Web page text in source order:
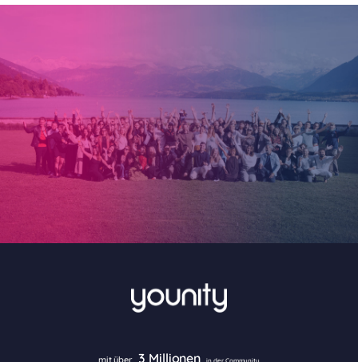
3 Millionen